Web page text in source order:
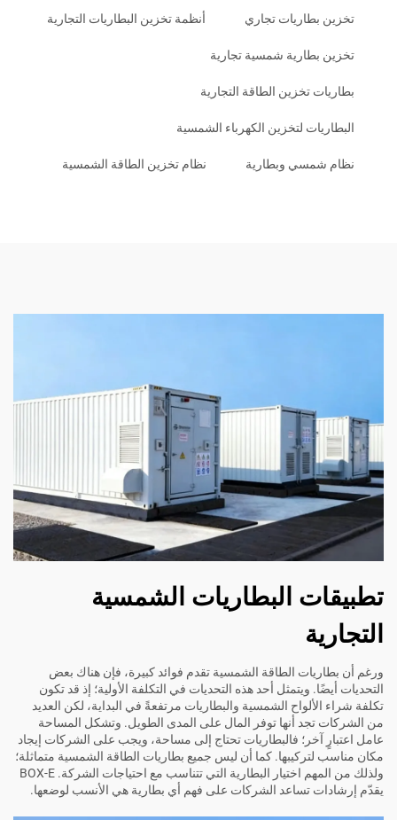
تخزين بطاريات تجاري أنظمة تخزين البطاريات التجارية
تخزين بطارية شمسية تجارية
بطاريات تخزين الطاقة التجارية
البطاريات لتخزين الكهرباء الشمسية
نظام شمسي وبطارية نظام تخزين الطاقة الشمسية
تطبيقات البطاريات الشمسية
التجارية
ورغم أن بطاريات الطاقة الشمسية تقدم فوائد كبيرة، فإن هناك بعض
التحديات أيضًا. ويتمثل أحد هذه التحديات في التكلفة الأولية؛ إذ قد تكون
تكلفة شراء الألواح الشمسية والبطاريات مرتفعةً في البداية، لكن العديد
من الشركات تجد أنها توفر المال على المدى الطويل. وتشكل المساحة
عامل اعتبارٍ آخر؛ فالبطاريات تحتاج إلى مساحة، ويجب على الشركات إيجاد
مكان مناسب لتركيبها. كما أن ليس جميع بطاريات الطاقة الشمسية متماثلة؛
ولذلك من المهم اختيار البطارية التي تتناسب مع احتياجات الشركة. BOX-E
يقدّم إرشادات تساعد الشركات على فهم أي بطارية هي الأنسب لوضعها.